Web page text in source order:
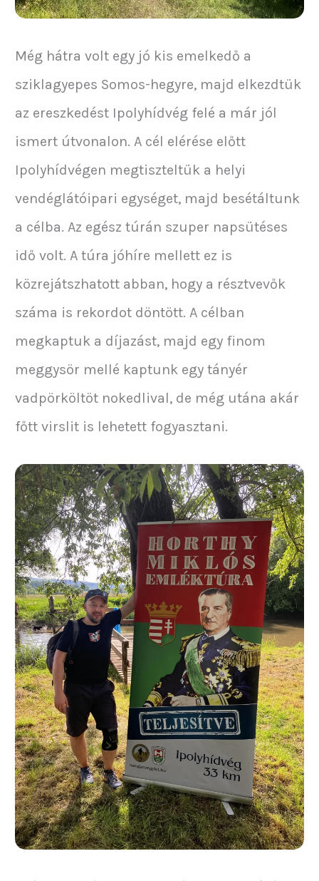
Még hátra volt egy jó kis emelkedő a
sziklagyepes Somos-hegyre, majd elkezdtük
az ereszkedést Ipolyhídvég felé a már jól
ismert útvonalon. A cél elérése előtt
Ipolyhídvégen megtiszteltük a helyi
vendéglátóipari egységet, majd besétáltunk
a célba. Az egész túrán szuper napsütéses
idő volt. A túra jóhíre mellett ez is
közrejátszhatott abban, hogy a résztvevők
száma is rekordot döntött. A célban
megkaptuk a díjazást, majd egy finom
meggysör mellé kaptunk egy tányér
vadpörköltöt nokedlival, de még utána akár
főtt virslit is lehetett fogyasztani.